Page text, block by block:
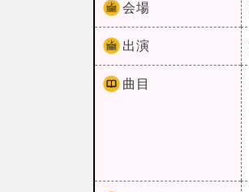
会場
出演
曲目